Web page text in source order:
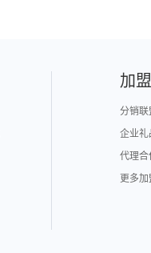
加
分销联
企业礼
代理合
更多